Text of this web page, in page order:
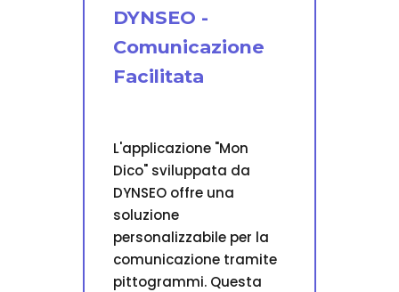
DYNSEO -
Comunicazione
Facilitata
L'applicazione "Mon
Dico" sviluppata da
DYNSEO offre una
soluzione
personalizzabile per la
comunicazione tramite
pittogrammi. Questa